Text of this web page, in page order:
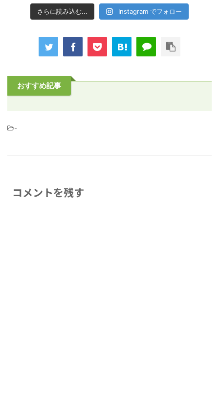
さらに読み込む... Instagram でフォロー
おすすめ記事
-
コメントを残す